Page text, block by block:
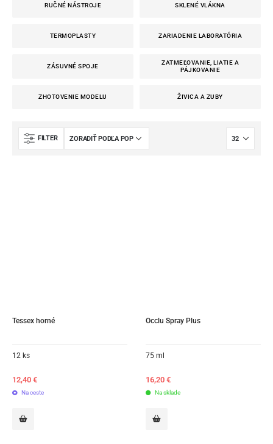
RUČNÉ NÁSTROJE SKLENÉ VLÁKNA
TERMOPLASTY ZARIADENIE LABORATÓRIA
ZÁSUVNÉ SPOJE
ZATMEĽOVANIE, LIATIE A
PÁJKOVANIE
ZHOTOVENIE MODELU ŽIVICA A ZUBY
FILTER
Tessex horné
12 ks
12,40 €
Na ceste
Occlu Spray Plus
75 ml
16,20 €
Na sklade